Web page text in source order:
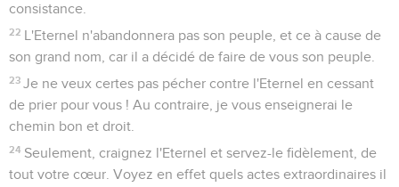
consistance.
22 L'Eternel n'abandonnera pas son peuple, et ce à cause de
son grand nom, car il a décidé de faire de vous son peuple.
23 Je ne veux certes pas pécher contre l'Eternel en cessant
de prier pour vous ! Au contraire, je vous enseignerai le
chemin bon et droit.
24 Seulement, craignez l'Eternel et servez-le fidèlement, de
tout votre cœur. Voyez en effet quels actes extraordinaires il